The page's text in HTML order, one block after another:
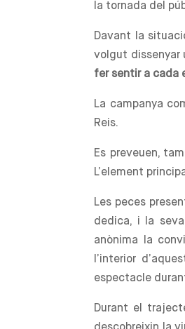
la tornada del
Davant la
volgut dissenyar
fer sentir a cada
La campanya
Reis.
Es preveuen,
L’element
Les peces
dedica, i la
anònima la
l’interior
espectacle
Durant el